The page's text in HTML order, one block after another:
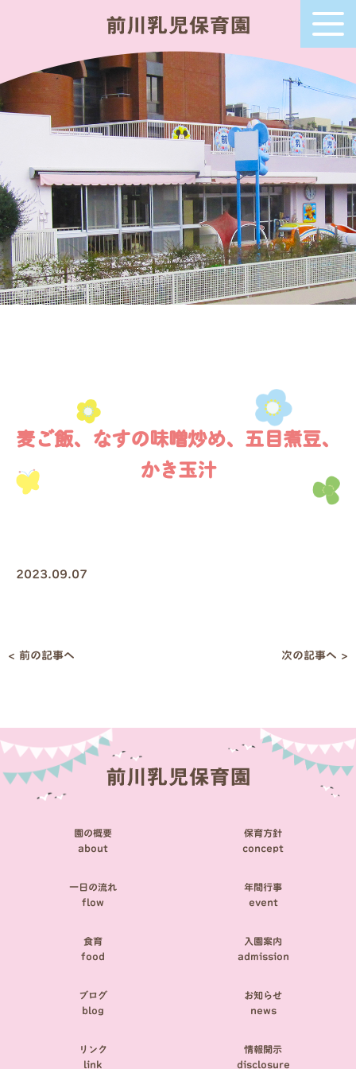
麦ご飯、なすの味噌炒め、五目煮豆、
かき玉汁
2023.09.07
投
< 前の記事へ 次の記事へ >
園の概要
about
保育方針
concept
一日の流れ
flow
年間行事
event
食育
food
入園案内
admission
ブログ
blog
お知らせ
news
リンク
link
情報開示
disclosure